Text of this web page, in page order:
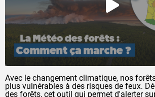
Avec le changement climatique, nos
plus vulnérables à des risques de feux.
des forêts, cet outil qui permet d'alerter